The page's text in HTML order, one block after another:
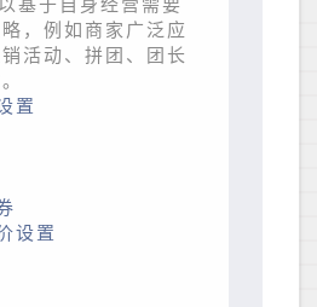
基于自身经营需要
，例如商家广泛应
活动、拼团、团长
置
设置